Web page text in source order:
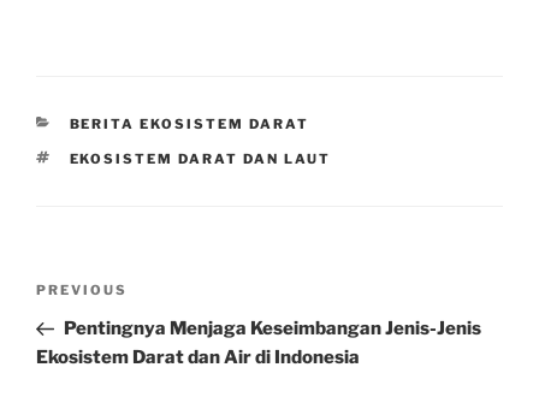
CATEGORIES
BERITA EKOSISTEM DARAT
TAGS
EKOSISTEM DARAT DAN LAUT
Previous
Post
PREVIOUS
Pentingnya Menjaga Keseimbangan Jenis-Jenis
Ekosistem Darat dan Air di Indonesia